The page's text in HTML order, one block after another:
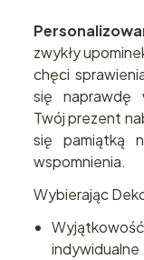
zwykły
chęci
się naprawdę
Twój prezent
się pamiątką
wspomnienia.
Wybierając